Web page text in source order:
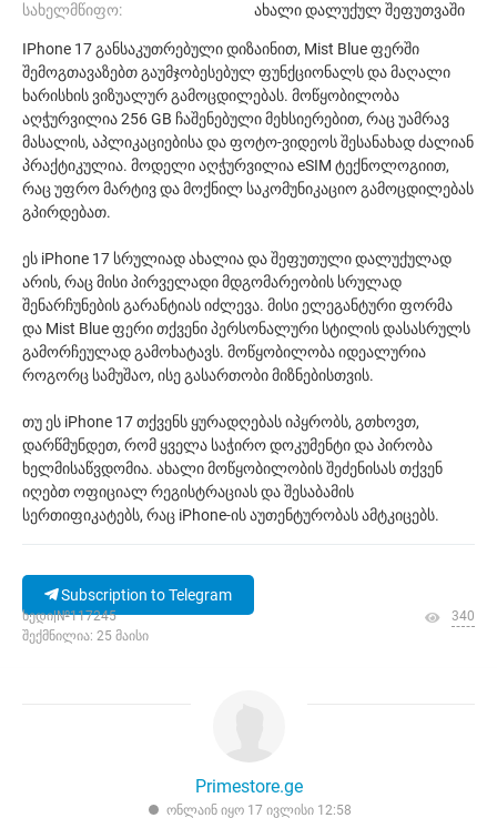
სახელმწიფო: ახალი დალუქულ შეფუთვაში
IPhone 17 განსაკუთრებული დიზაინით, Mist Blue ფერში
შემოგთავაზებთ გაუმჯობესებულ ფუნქციონალს და მაღალი
ხარისხის ვიზუალურ გამოცდილებას. მოწყობილობა
აღჭურვილია 256 GB ჩაშენებული მეხსიერებით, რაც უამრავ
მასალის, აპლიკაციებისა და ფოტო-ვიდეოს შესანახად ძალიან
პრაქტიკულია. მოდელი აღჭურვილია eSIM ტექნოლოგიით,
რაც უფრო მარტივ და მოქნილ საკომუნიკაციო გამოცდილებას
გპირდებათ.
ეს iPhone 17 სრულიად ახალია და შეფუთული დალუქულად
არის, რაც მისი პირველადი მდგომარეობის სრულად
შენარჩუნების გარანტიას იძლევა. მისი ელეგანტური ფორმა
და Mist Blue ფერი თქვენი პერსონალური სტილის დასასრულს
გამორჩეულად გამოხატავს. მოწყობილობა იდეალურია
როგორც სამუშაო, ისე გასართობი მიზნებისთვის.
თუ ეს iPhone 17 თქვენს ყურადღებას იპყრობს, გთხოვთ,
დარწმუნდეთ, რომ ყველა საჭირო დოკუმენტი და პირობა
ხელმისაწვდომია. ახალი მოწყობილობის შეძენისას თქვენ
იღებთ ოფიციალ რეგისტრაციას და შესაბამის
სერთიფიკატებს, რაც iPhone-ის აუთენტურობას ამტკიცებს.
Subscription to Telegram
ხედი|№117245
შექმნილია: 25 მაისი
340
Primestore.ge
ონლაინ იყო 17 ივლისი 12:58